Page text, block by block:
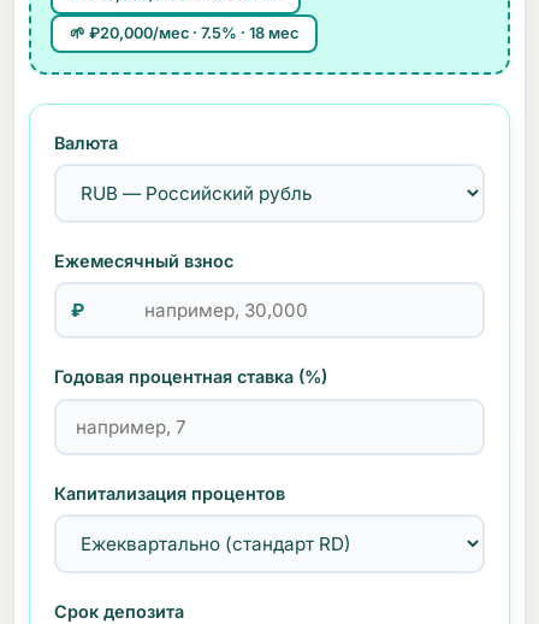
🌱 ₽20,000/мес · 7.5% · 18 мес
Валюта
Ежемесячный взнос
₽
Годовая процентная ставка (%)
Капитализация процентов
Срок депозита